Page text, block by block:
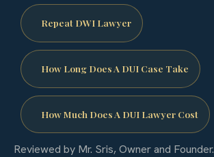
Repeat DWI Lawyer
How Long Does A DUI Case Take
How Much Does A DUI Lawyer Cost
Reviewed by Mr. Sris, Owner and Founder.